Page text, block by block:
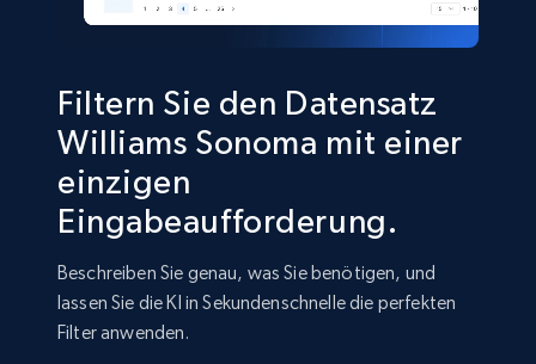
Amazon sellers info
Seller id, URL, Seller name, Description, Detailed
info, Stars, Feedbacks, Return policy, and more.
eCommerce
Filtern Sie den Datensatz
Williams Sonoma mit einer
einzigen
Eingabeaufforderung.
Beschreiben Sie genau, was Sie benötigen, und
lassen Sie die KI in Sekundenschnelle die perfekten
Filter anwenden.